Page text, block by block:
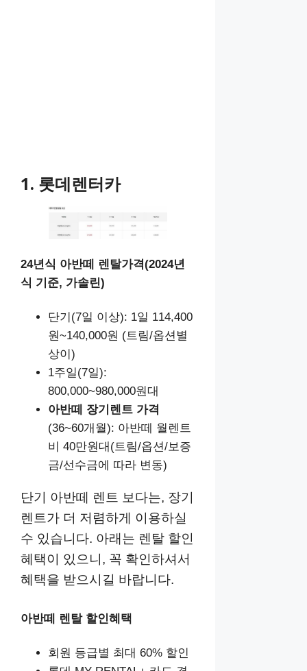
1. 롯데렌터카
24년식 아반떼 렌탈가격(2024년
식 기준, 가솔린)
단기(7일 이상): 1일 114,400
원~140,000원 (트림/옵션별
상이)
1주일(7일):
800,000~980,000원대
아반떼 장기렌트 가격
(36~60개월): 아반떼 월렌트
비 40만원대(트림/옵션/보증
금/선수금에 따라 변동)
단기 아반떼 렌트 보다는, 장기
렌트가 더 저렴하게 이용하실
수 있습니다. 아래는 렌탈 할인
혜택이 있으니, 꼭 확인하셔서
혜택을 받으시길 바랍니다.
아반떼 렌탈 할인혜택
회원 등급별 최대 60% 할인